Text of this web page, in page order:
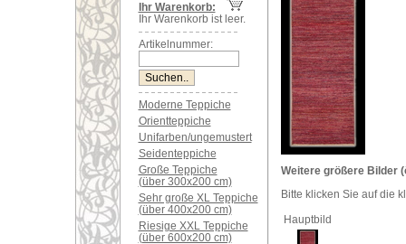
Ihr Warenkorb:
Ihr Warenkorb ist leer.
Artikelnummer:
Moderne Teppiche
Orientteppiche
Unifarben/ungemustert
Seidenteppiche
Große Teppiche
(über 300x200 cm)
Sehr große XL Teppiche
(über 400x200 cm)
Riesige XXL Teppiche
(über 600x200 cm)
Weitere größere Bilder
Bitte klicken Sie auf die
Hauptbild